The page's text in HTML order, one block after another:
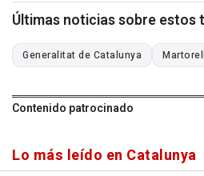
Últimas noticias sobre estos
Generalitat de Catalunya Martorell
Contenido patrocinado
Lo más leído en Catalunya